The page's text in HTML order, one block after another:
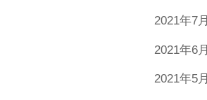
2021年7月
2021年6月
2021年5月